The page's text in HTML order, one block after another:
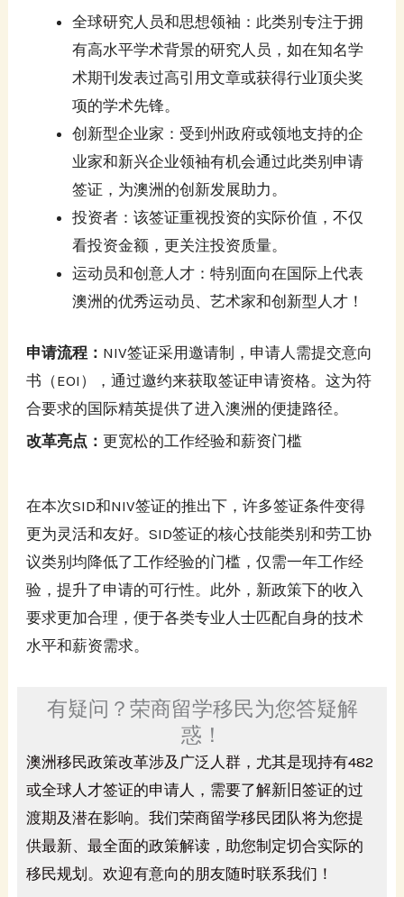
全球研究人员和思想领袖：此类别专注于拥
有高水平学术背景的研究人员，如在知名学
术期刊发表过高引用文章或获得行业顶尖奖
项的学术先锋。
创新型企业家：受到州政府或领地支持的企
业家和新兴企业领袖有机会通过此类别申请
签证，为澳洲的创新发展助力。
投资者：该签证重视投资的实际价值，不仅
看投资金额，更关注投资质量。
运动员和创意人才：特别面向在国际上代表
澳洲的优秀运动员、艺术家和创新型人才！
申请流程： NIV签证采用邀请制，申请人需提交意向
书（EOI），通过邀约来获取签证申请资格。这为符
合要求的国际精英提供了进入澳洲的便捷路径。
改革亮点：更宽松的工作经验和薪资门槛
在本次SID和NIV签证的推出下，许多签证条件变得
更为灵活和友好。SID签证的核心技能类别和劳工协
议类别均降低了工作经验的门槛，仅需一年工作经
验，提升了申请的可行性。此外，新政策下的收入
要求更加合理，便于各类专业人士匹配自身的技术
水平和薪资需求。
有疑问？荣商留学移民为您答疑解
惑！
澳洲移民政策改革涉及广泛人群，尤其是现持有482
或全球人才签证的申请人，需要了解新旧签证的过
渡期及潜在影响。我们荣商留学移民团队将为您提
供最新、最全面的政策解读，助您制定切合实际的
移民规划。欢迎有意向的朋友随时联系我们！